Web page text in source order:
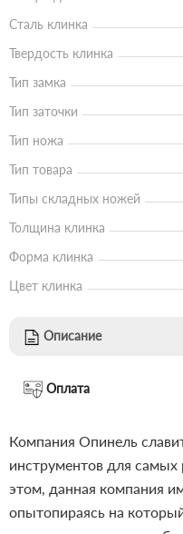
Сталь клинка
Твердость клинка
Тип замка
Тип заточки
Тип ножа
Тип товара
Типы складных ножей
Толщина клинка
Форма клинка
Цвет клинка
Описание
Оплата
Компания Опинель
инструментов для
этом, данная компания
опытопираясь на